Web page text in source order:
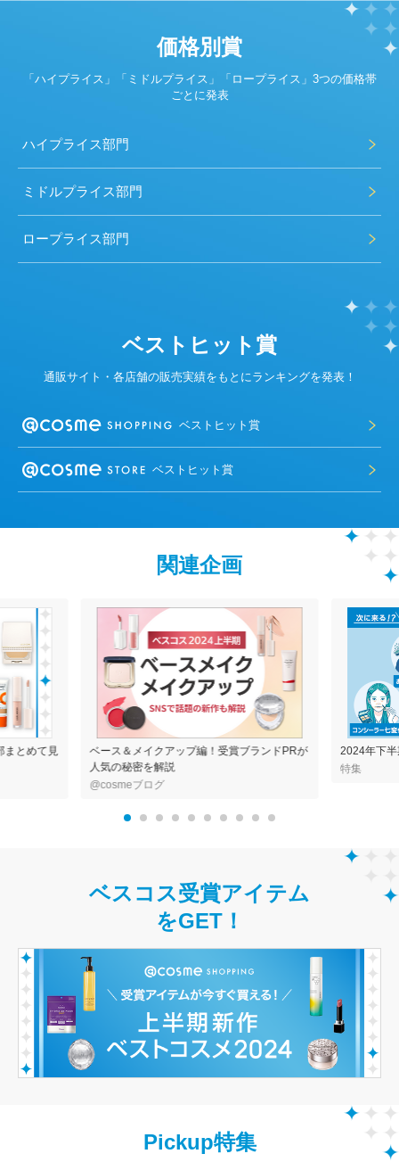
価格別賞
「ハイプライス」「ミドルプライス」「ロープライス」3つの価格帯
ごとに発表
ハイプライス部門
ミドルプライス部門
ロープライス部門
ベストヒット賞
通販サイト・各店舗の販売実績をもとにランキングを発表！
ベストヒット賞
ベストヒット賞
関連企画
まとめて見
ベース＆メイクアップ編！受賞ブランドPRが
人気の秘密を解説
@cosmeブログ
2024年下
特集
ベスコス受賞アイテム
をGET！
Pickup特集